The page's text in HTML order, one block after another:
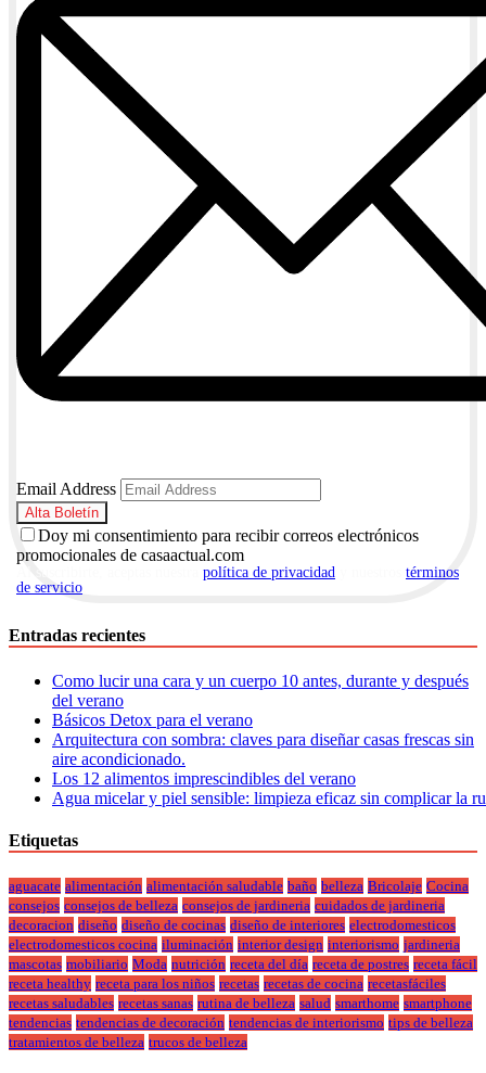
Email Address
Doy mi consentimiento para recibir correos electrónicos
promocionales de casaactual.com
política de privacidad
términos
de servicio
Entradas recientes
Como lucir una cara y un cuerpo 10 antes, durante y después
del verano
Básicos Detox para el verano
Arquitectura con sombra: claves para diseñar casas frescas sin
aire acondicionado.
Los 12 alimentos imprescindibles del verano
Agua micelar y piel sensible: limpieza eficaz sin complicar la
Etiquetas
aguacate alimentación alimentación saludable baño belleza Bricolaje Cocina
consejos consejos de belleza consejos de jardineria cuidados de jardineria
decoracion diseño diseño de cocinas diseño de interiores electrodomesticos
electrodomesticos cocina iluminación interior design interiorismo jardineria
mascotas mobiliario Moda nutrición receta del día receta de postres receta fácil
receta healthy receta para los niños recetas recetas de cocina recetasfáciles
recetas saludables recetas sanas rutina de belleza salud smarthome smartphone
tendencias tendencias de decoración tendencias de interiorismo tips de belleza
tratamientos de belleza trucos de belleza